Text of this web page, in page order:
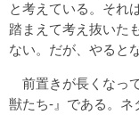
と考えている。それ
踏まえて考え抜いた
ない。だが、やると
前置きが長くなっ
獣たち-』である。ネ